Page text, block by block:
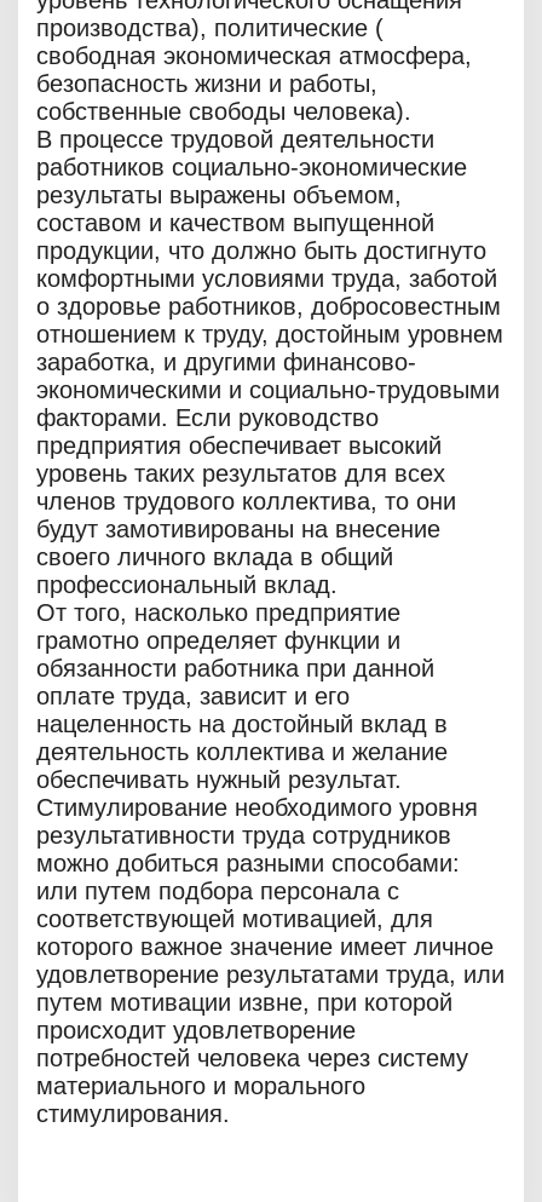
производства), политические (
свободная экономическая атмосфера,
безопасность жизни и работы,
собственные свободы человека).
В процессе трудовой деятельности
работников социально-экономические
результаты выражены объемом,
составом и качеством выпущенной
продукции, что должно быть достигнуто
комфортными условиями труда, заботой
о здоровье работников, добросовестным
отношением к труду, достойным уровнем
заработка, и другими финансово-
экономическими и социально-трудовыми
факторами. Если руководство
предприятия обеспечивает высокий
уровень таких результатов для всех
членов трудового коллектива, то они
будут замотивированы на внесение
своего личного вклада в общий
профессиональный вклад.
От того, насколько предприятие
грамотно определяет функции и
обязанности работника при данной
оплате труда, зависит и его
нацеленность на достойный вклад в
деятельность коллектива и желание
обеспечивать нужный результат.
Стимулирование необходимого уровня
результативности труда сотрудников
можно добиться разными способами:
или путем подбора персонала с
соответствующей мотивацией, для
которого важное значение имеет личное
удовлетворение результатами труда, или
путем мотивации извне, при которой
происходит удовлетворение
потребностей человека через систему
материального и морального
стимулирования.